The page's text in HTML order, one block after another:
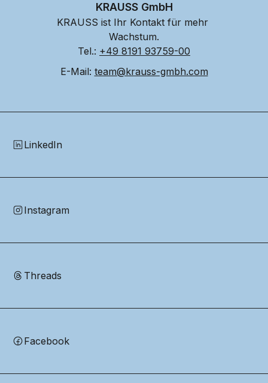
KRAUSS GmbH
KRAUSS ist Ihr Kontakt für mehr
Wachstum.
Tel.: +49 8191 93759-00
E-Mail: team@krauss-gmbh.com
LinkedIn
Instagram
Threads
Facebook